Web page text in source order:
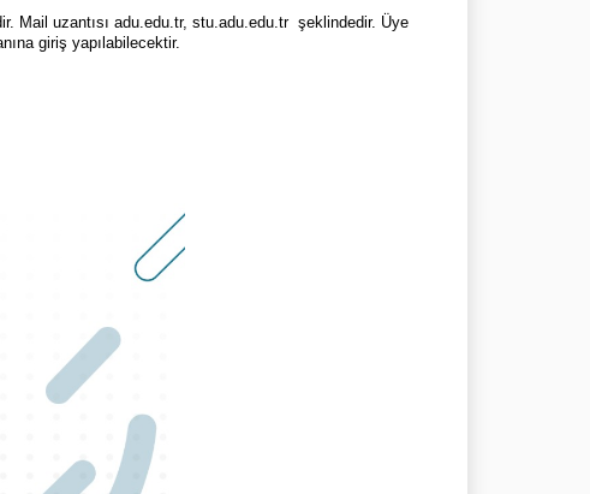
Mail uzantısı adu.edu.tr, stu.adu.edu.tr şeklindedir. Üye
giriş yapılabilecektir.